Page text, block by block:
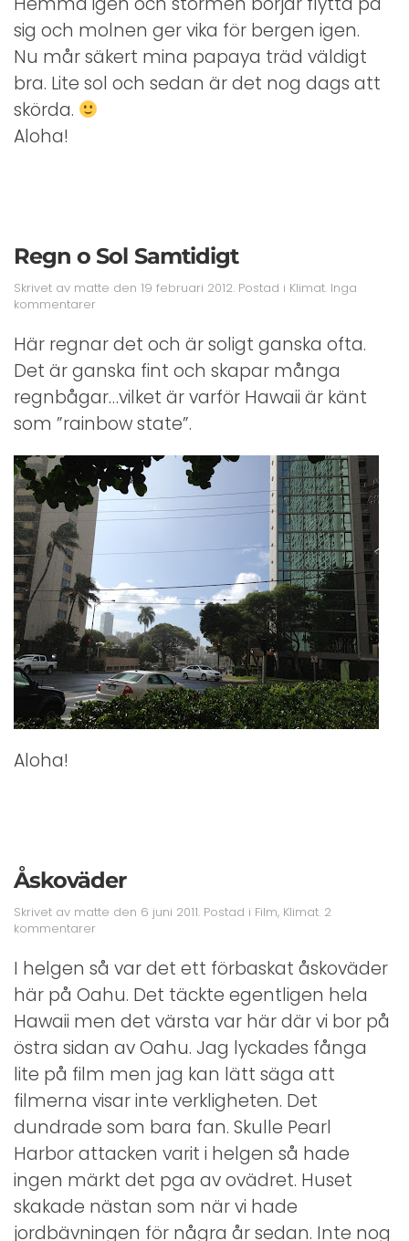
sig och molnen ger vika för bergen igen.
Nu mår säkert mina papaya träd väldigt
bra. Lite sol och sedan är det nog dags att
skörda.
Aloha!
Regn o Sol Samtidigt
Skrivet av matte den 19 februari 2012. Postad i Klimat. Inga
kommentarertill
o
Sol
Samtidigt
Här regnar det och är soligt ganska ofta.
Det är ganska fint och skapar många
regnbågar…vilket är varför Hawaii är känt
som ”rainbow state”.
Aloha!
Åskoväder
Skrivet av matte den 6 juni 2011. Postad i Film, Klimat. 2
kommentarertill
I helgen så var det ett förbaskat åskoväder
här på Oahu. Det täckte egentligen hela
Hawaii men det värsta var här där vi bor på
östra sidan av Oahu. Jag lyckades fånga
lite på film men jag kan lätt säga att
filmerna visar inte verkligheten. Det
dundrade som bara fan. Skulle Pearl
Harbor attacken varit i helgen så hade
ingen märkt det pga av ovädret. Huset
skakade nästan som när vi hade
jordbävningen för några år sedan. Inte nog